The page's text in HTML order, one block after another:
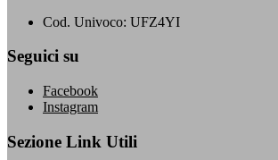
Cod. Univoco: UFZ4YI
Seguici su
Facebook
Instagram
Sezione Link Utili